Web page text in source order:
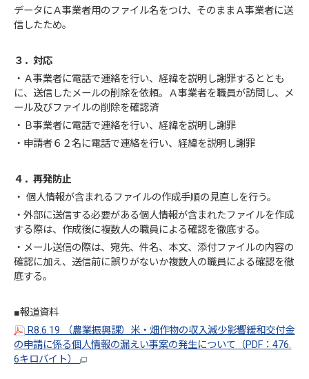
データにＡ事業者用のファイル名をつけ、そのままＡ事業者に送
信したため。
３．対応
・Ａ事業者に電話で連絡を行い、経緯を説明し謝罪するととも
に、送信したメールの削除を依頼。Ａ事業者を職員が訪問し、メ
ール及びファイルの削除を確認済
・Ｂ事業者に電話で連絡を行い、経緯を説明し謝罪
・申請者６２名に電話で連絡を行い、経緯を説明し謝罪
４．再発防止
・ 個人情報が含まれるファイルの作成手順の見直しを行う。
・外部に送信する必要がある個人情報が含まれたファイルを作成
する際は、作成後に複数人の職員による確認を徹底する。
・メール送信の際は、宛先、件名、本文、添付ファイルの内容の
確認に加え、送信前に誤りがないか複数人の職員による確認を徹
底する。
■報道資料
R8.6.19 （農業振興課）米・畑作物の収入減少影響緩和交付金
の申請に係る個人情報の漏えい事案の発生について（PDF：476.
6キロバイト）